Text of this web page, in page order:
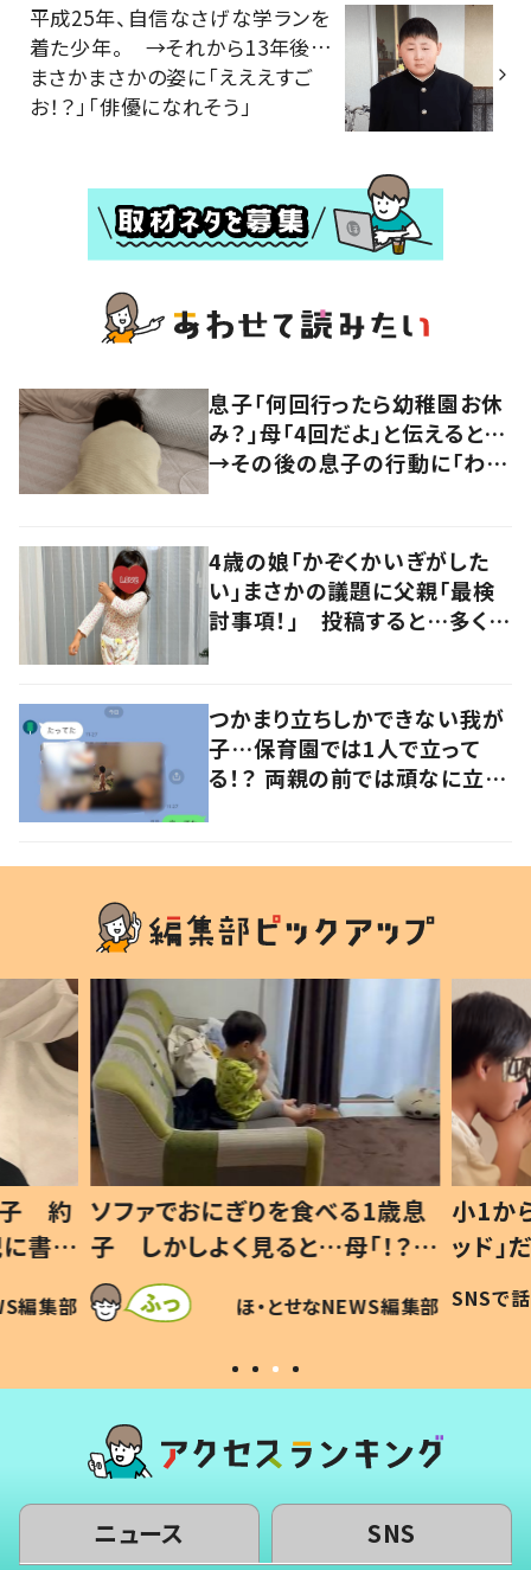
平成25年、自信なさげな学ランを
着た少年。 →それから13年後…
まさかまさかの姿に「えええすご
お！？」「俳優になれそう」
息子「何回行ったら幼稚園お休
み？」母「4回だよ」と伝えると…
→その後の息子の行動に「わか
4歳の娘「かぞくかいぎがした
い」まさかの議題に父親「最検
討事項！」 投稿すると…多くの
つかまり立ちしかできない我が
子…保育園では1人で立って
る！？ 両親の前では頑なに立た
歳息
？」
編集部
小1から不登校、息子は「ギフテ
ッド」だった 父が“ウチ給食”を
作り続ける理由とは #令和の親
#令和の子
SNSで話題 ほ・とせなNEWS編集部
ひ孫
が、抱
「涙
い」
ニュース SNS